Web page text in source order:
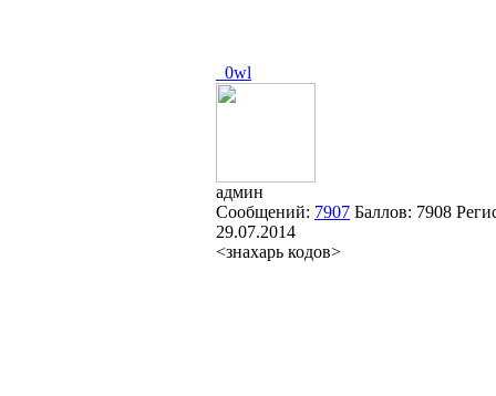
_0wl
админ
Сообщений: 7907 Баллов: 7908
29.07.2014
<знахарь кодов>